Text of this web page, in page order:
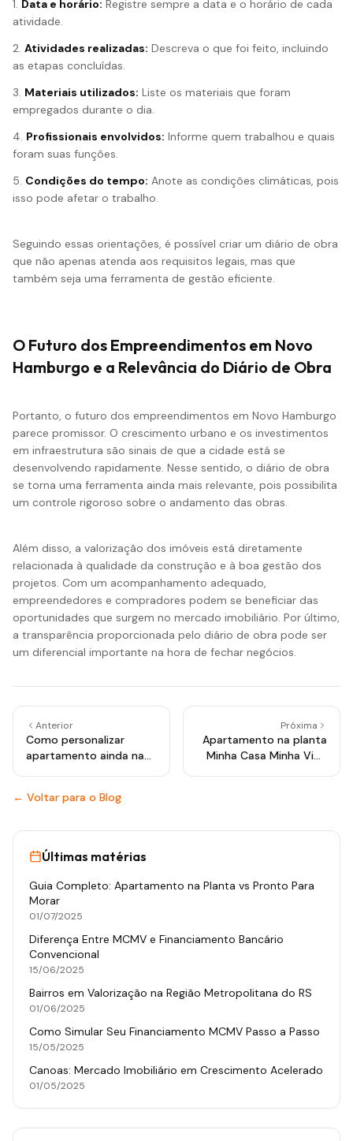
1. Data e horário: Registre sempre a data e o horário de cada
atividade.
2. Atividades realizadas: Descreva o que foi feito, incluindo
as etapas concluídas.
3. Materiais utilizados: Liste os materiais que foram
empregados durante o dia.
4. Profissionais envolvidos: Informe quem trabalhou e quais
foram suas funções.
5. Condições do tempo: Anote as condições climáticas, pois
isso pode afetar o trabalho.
Seguindo essas orientações, é possível criar um diário de obra
que não apenas atenda aos requisitos legais, mas que
também seja uma ferramenta de gestão eficiente.
O Futuro dos Empreendimentos em Novo
Hamburgo e a Relevância do Diário de Obra
Portanto, o futuro dos empreendimentos em Novo Hamburgo
parece promissor. O crescimento urbano e os investimentos
em infraestrutura são sinais de que a cidade está se
desenvolvendo rapidamente. Nesse sentido, o diário de obra
se torna uma ferramenta ainda mais relevante, pois possibilita
um controle rigoroso sobre o andamento das obras.
Além disso, a valorização dos imóveis está diretamente
relacionada à qualidade da construção e à boa gestão dos
projetos. Com um acompanhamento adequado,
empreendedores e compradores podem se beneficiar das
oportunidades que surgem no mercado imobiliário. Por último,
a transparência proporcionada pelo diário de obra pode ser
um diferencial importante na hora de fechar negócios.
Anterior
Como personalizar
apartamento ainda na
Próxima
Apartamento na planta
Minha Casa Minha Vida
← Voltar para o Blog
Últimas matérias
Guia Completo: Apartamento na Planta vs Pronto Para
Morar
01/07/2025
Diferença Entre MCMV e Financiamento Bancário
Convencional
15/06/2025
Bairros em Valorização na Região Metropolitana do RS
01/06/2025
Como Simular Seu Financiamento MCMV Passo a Passo
15/05/2025
Canoas: Mercado Imobiliário em Crescimento Acelerado
01/05/2025